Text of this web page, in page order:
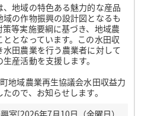
地域の特色ある魅力的な産品
の作物振興の設計図となるも
等実施要綱に基づき、地域農
となっています。この水田収
田農業を行う農業者に対して
産活動を支援します。
地域農業再生協議会水田収益力
ので、お知らせします。